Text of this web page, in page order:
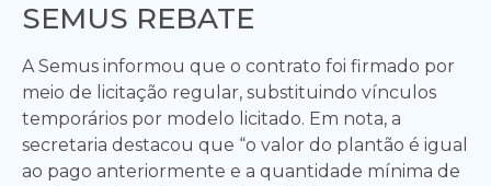
SEMUS REBATE
A Semus informou que o contrato foi firmado por
meio de licitação regular, substituindo vínculos
temporários por modelo licitado. Em nota, a
secretaria destacou que “o valor do plantão é igual
ao pago anteriormente e a quantidade mínima de